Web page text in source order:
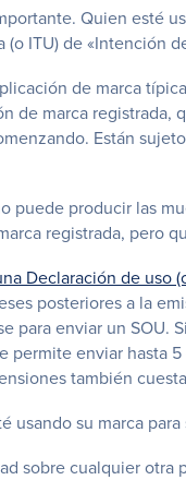
Quien
ITU) de «Intención
de marca
de marca
Están
producir las
registrada, pero
Declaración de uso
posteriores a la
para enviar un
permite enviar hasta
también
usando su marca
sobre cualquier